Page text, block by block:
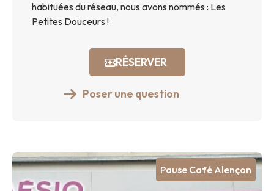
habituées du réseau, nous avons nommés : Les
Petites Douceurs !
RÉSERVER
Poser une question
Pause Café Alençon